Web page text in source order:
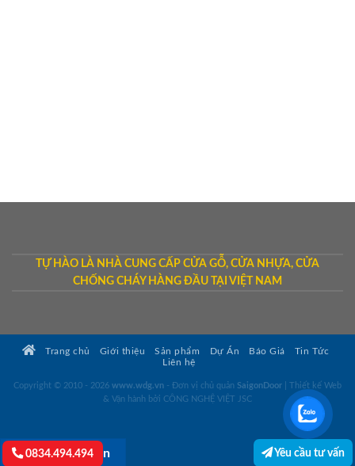
TỰ HÀO LÀ NHÀ CUNG CẤP CỬA GỖ, CỬA NHỰA, CỬA
CHỐNG CHÁY HÀNG ĐẦU TẠI VIỆT NAM
Trang chủ Giới thiệu Sản phẩm Dự Án Báo Giá
Tin Tức
Liên hệ
Copyright © 2010 - 2026 www.wdg.vn - Đơn vị chủ quản SaigonDoor
Thiết kế Web
& Vận hành bởi CÔNG NGHỆ VIỆT JSC
Lightbox button
0834.494.494 Yêu cầu tư vấn